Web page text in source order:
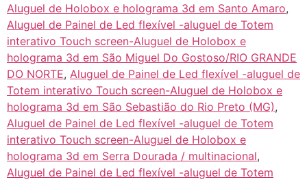
Aluguel de Holobox e holograma 3d em Santo Amaro,
Aluguel de Painel de Led flexível -aluguel de Totem
interativo Touch screen-Aluguel de Holobox e
holograma 3d em São Miguel Do Gostoso/RIO GRANDE
DO NORTE, Aluguel de Painel de Led flexível -aluguel de
Totem interativo Touch screen-Aluguel de Holobox e
holograma 3d em São Sebastião do Rio Preto (MG),
Aluguel de Painel de Led flexível -aluguel de Totem
interativo Touch screen-Aluguel de Holobox e
holograma 3d em Serra Dourada / multinacional,
Aluguel de Painel de Led flexível -aluguel de Totem